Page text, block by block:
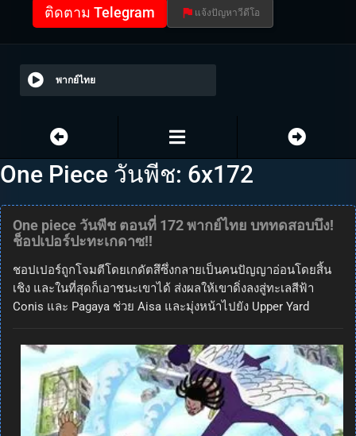
ติดตาม Telegram แจ้งปัญหาวีดีโอ
พากย์ไทย
One Piece วันพีช: 6x172
One piece วันพีช ตอนที่ 172 พากย์ไทย บททดสอบบึง!
ช็อปเปอร์ปะทะเกดาซ!!
ชอปเปอร์ถูกโจมตีโดยเกดัตสึซึ่งกลายเป็นคนปัญญาอ่อนโดยสิ้น
เชิง และในที่สุดก็เอาชนะเขาได้ ส่งผลให้เขาดิ่งลงสู่ทะเลสีฟ้า
Conis และ Pagaya ช่วย Aisa และมุ่งหน้าไปยัง Upper Yard